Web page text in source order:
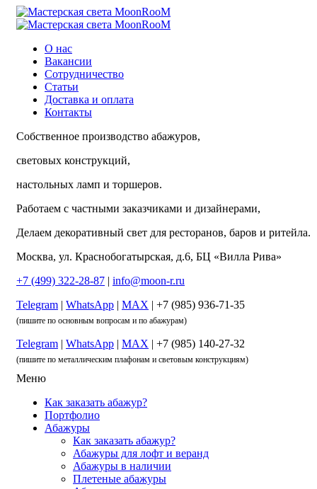
О нас
Вакансии
Сотрудничество
Статьи
Доставка и оплата
Контакты
Собственное производство абажуров,
световых конструкций,
настольных ламп и торшеров.
Работаем с частными заказчиками и дизайнерами,
Делаем декоративный свет для ресторанов, баров и ритейла.
Москва, ул. Краснобогатырская, д.6, БЦ «Вилла Рива»
+7 (499) 322-28-87 | info@moon-r.ru
Telegram | WhatsApp | MAX | +7 (985) 936-71-35
(пишите по основным вопросам и по абажурам)
Telegram | WhatsApp | MAX | +7 (985) 140-27-32
(пишите по металлическим плафонам и световым конструкциям)
Меню
Как заказать абажур?
Портфолио
Абажуры
Как заказать абажур?
Абажуры для лофт и веранд
Абажуры в наличии
Плетеные абажуры